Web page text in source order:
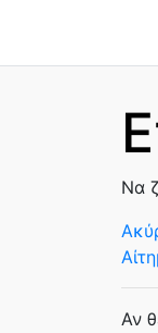
Να
Αν